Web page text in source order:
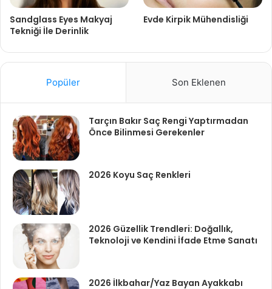
Sandglass Eyes Makyaj
Tekniği İle Derinlik
Evde Kirpik Mühendisliği
Popüler Son Eklenen
Tarçın Bakır Saç Rengi Yaptırmadan
Önce Bilinmesi Gerekenler
2026 Koyu Saç Renkleri
2026 Güzellik Trendleri: Doğallık,
Teknoloji ve Kendini İfade Etme Sanatı
2026 İlkbahar/Yaz Bayan Ayakkabı